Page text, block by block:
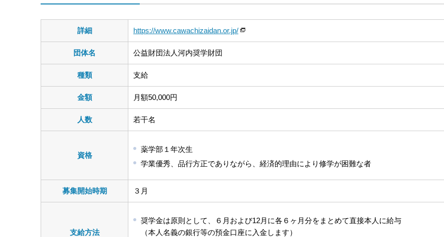
詳細 https://www.cawachizaidan.or.jp/
団体名 公益財団法人河内奨学財団
種類 支給
金額 月額50,000円
人数 若干名
資格
薬学部１年次生
学業優秀、品行方正でありながら、経済的理由により修学が困難な者
募集開始時期 ３月
支給方法
奨学金は原則として、６月および12月に各６ヶ月分をまとめて直接本人に給与
（本人名義の銀行等の預金口座に入金します）